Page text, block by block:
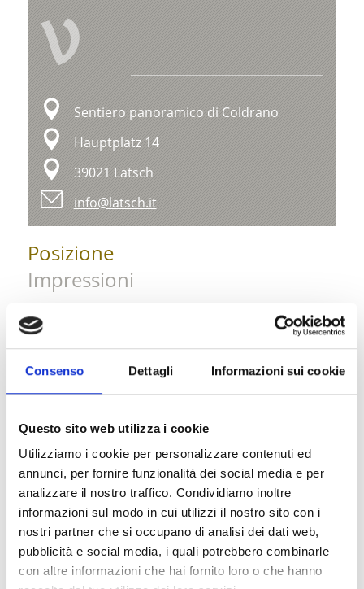
Consenso Dettagli Informazioni sui cookie
Questo sito web utilizza i cookie
Utilizziamo i cookie per personalizzare contenuti ed
annunci, per fornire funzionalità dei social media e per
analizzare il nostro traffico. Condividiamo inoltre
informazioni sul modo in cui utilizzi il nostro sito con i
nostri partner che si occupano di analisi dei dati web,
pubblicità e social media, i quali potrebbero combinarle
con altre informazioni che hai fornito loro o che hanno
V
Sentiero panoramico di Coldrano
Hauptplatz 14
39021 Latsch
info@latsch.it
Posizione
Impressioni